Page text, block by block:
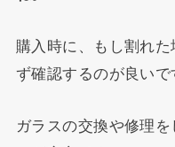
購入時に、もし割れ
ず確認するのが良いで
ガラスの交換や修理